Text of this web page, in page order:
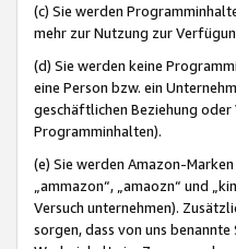
(c) Sie werden
mehr zur Nutzung zur
(d) Sie werden keine
eine Person bzw. ein
geschäftlichen Beziehung
Programminhalten).
(e) Sie werden Amazon-
„ammazon“, „amaozn“ und
Versuch unternehmen).
sorgen, dass von uns